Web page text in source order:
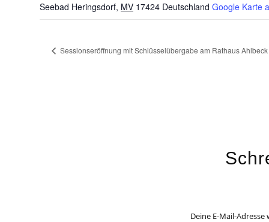
Seebad Heringsdorf, MV 17424 Deutschland Google Karte
Sessionseröffnung mit Schlüsselübergabe am Rathaus Ahlbeck
Deine E-Mail-